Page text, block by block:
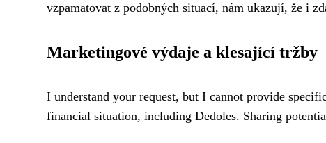
vzpamatovat z podobných situací, nám ukazují, že i
Marketingové výdaje a klesající tržby
I understand your request, but I cannot provide
financial situation, including Dedoles. Sharing